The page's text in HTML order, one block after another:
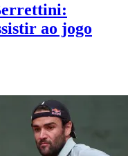
ao jogo